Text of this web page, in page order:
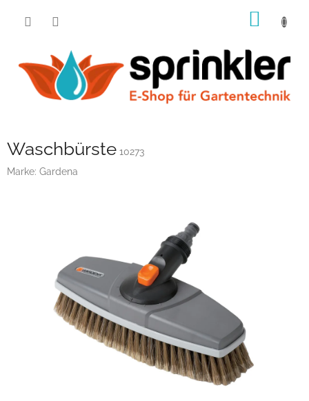
Waschbürste 10273
Marke: Gardena